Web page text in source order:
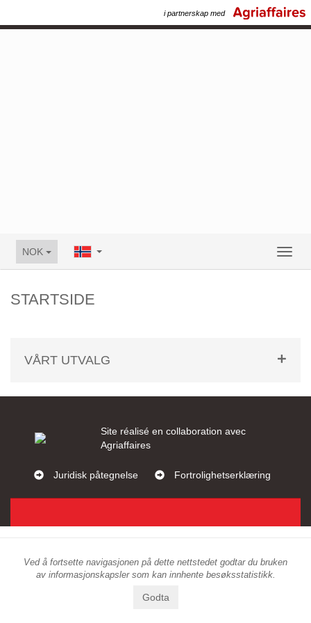
Ved å fortsette navigasjonen på dette nettstedet godtar du bruken
av informasjonskapsler som kan innhente besøksstatistikk.
Godta
i partnerskap med
NOK
STARTSIDE
VÅRT UTVALG
Site réalisé en collaboration avec
Agriaffaires
Juridisk påtegnelse Fortrolighetserklæring